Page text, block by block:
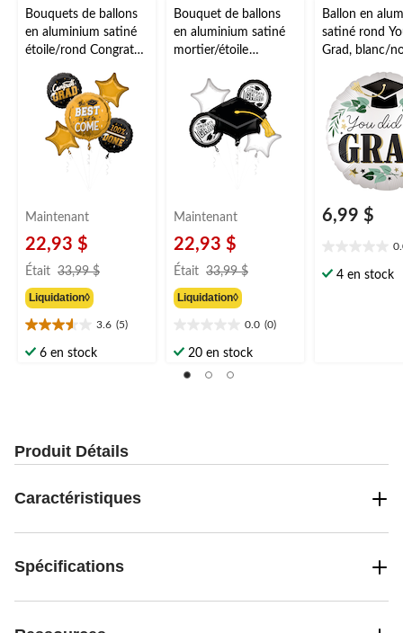
Bouquets de ballons
en aluminium satiné
étoile/rond Congrats
gonflement à l'hélium
et ruban inclus, pour
remise des diplômes
Maintenant
22,93 $
Était 33,99 $
Liquidation◊
3.6 (5)
3.6
étoile(s)
6 en stock
Bouquet de ballons
en aluminium satiné
mortier/étoile
Congrats Grad,
blanc/noir, 5 po,
gonflement à l'hélium
et ruban inclus, pour
remise des diplômes
Maintenant
22,93 $
Était 33,99 $
Liquidation◊
0.0 (0)
étoile(s)
20 en stock
Ballon en
satiné rond
Grad, blanc/
gonflement à
et ruban
remise des
6,99 $
étoile(s)
4 en stock
Produit Détails
Caractéristiques
Spécifications